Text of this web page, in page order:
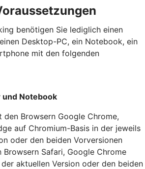
benötigen Sie lediglich einen
Desktop-PC, ein Notebook, ein
mit den folgenden
Notebook
den Browsern Google Chrome,
auf Chromium-Basis in der jeweils
oder den beiden Vorversionen
Browsern Safari, Google Chrome
aktuellen Version oder den beiden